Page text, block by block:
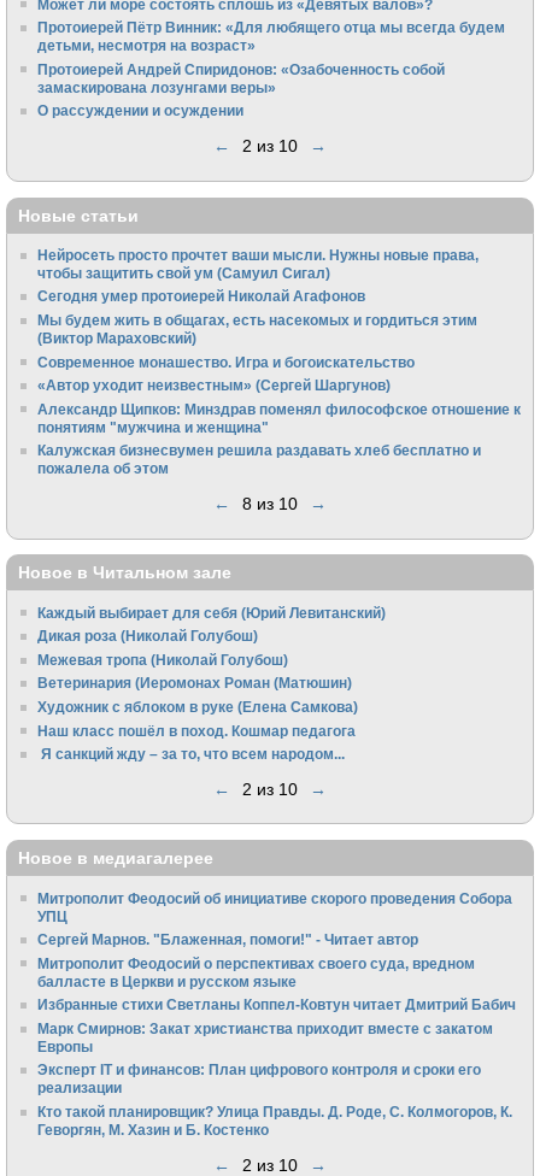
Может ли море состоять сплошь из «Девятых валов»?
Протоиерей Пётр Винник: «Для любящего отца мы всегда будем
детьми, несмотря на возраст»
Протоиерей Андрей Спиридонов: «Озабоченность собой
замаскирована лозунгами веры»
О рассуждении и осуждении
← 2 из 10 →
Новые статьи
Нейросеть просто прочтет ваши мысли. Нужны новые права,
чтобы защитить свой ум (Самуил Сигал)
Сегодня умер протоиерей Николай Агафонов
Мы будем жить в общагах, есть насекомых и гордиться этим
(Виктор Мараховский)
Cовременное монашество. Игра и богоискательство
«Автор уходит неизвестным» (Сергей Шаргунов)
Александр Щипков: Минздрав поменял философское отношение к
понятиям "мужчина и женщина"
Калужская бизнесвумен решила раздавать хлеб бесплатно и
пожалела об этом
← 8 из 10 →
Новое в Читальном зале
Каждый выбирает для себя (Юрий Левитанский)
Дикая роза (Николай Голубош)
Межевая тропа (Николай Голубош)
Ветеринария (Иеромонах Роман (Матюшин)
Художник с яблоком в руке (Елена Самкова)
Наш класс пошёл в поход. Кошмар педагога
Я санкций жду – за то, что всем народом...
← 2 из 10 →
Новое в медиагалерее
Митрополит Феодосий об инициативе скорого проведения Собора
УПЦ
Сергей Марнов. "Блаженная, помоги!" - Читает автор
Митрополит Феодосий о перспективах своего суда, вредном
балласте в Церкви и русском языке
Избранные стихи Светланы Коппел-Ковтун читает Дмитрий Бабич
Марк Смирнов: Закат христианства приходит вместе с закатом
Европы
Эксперт IT и финансов: План цифрового контроля и сроки его
реализации
Кто такой планировщик? Улица Правды. Д. Роде, С. Колмогоров, К.
Геворгян, М. Хазин и Б. Костенко
← 2 из 10 →